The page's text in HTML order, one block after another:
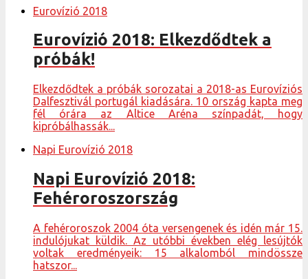
Eurovízió 2018
Eurovízió 2018: Elkezdődtek a
próbák!
Elkezdődtek a próbák sorozatai a 2018-as Eurovíziós
Dalfesztivál portugál kiadására. 10 ország kapta meg
fél órára az Altice Aréna színpadát, hogy
kipróbálhassák...
Napi Eurovízió 2018
Napi Eurovízió 2018:
Fehéroroszország
A fehéroroszok 2004 óta versengenek és idén már 15.
indulójukat küldik. Az utóbbi években elég lesújtók
voltak eredményeik: 15 alkalomból mindössze
hatszor...